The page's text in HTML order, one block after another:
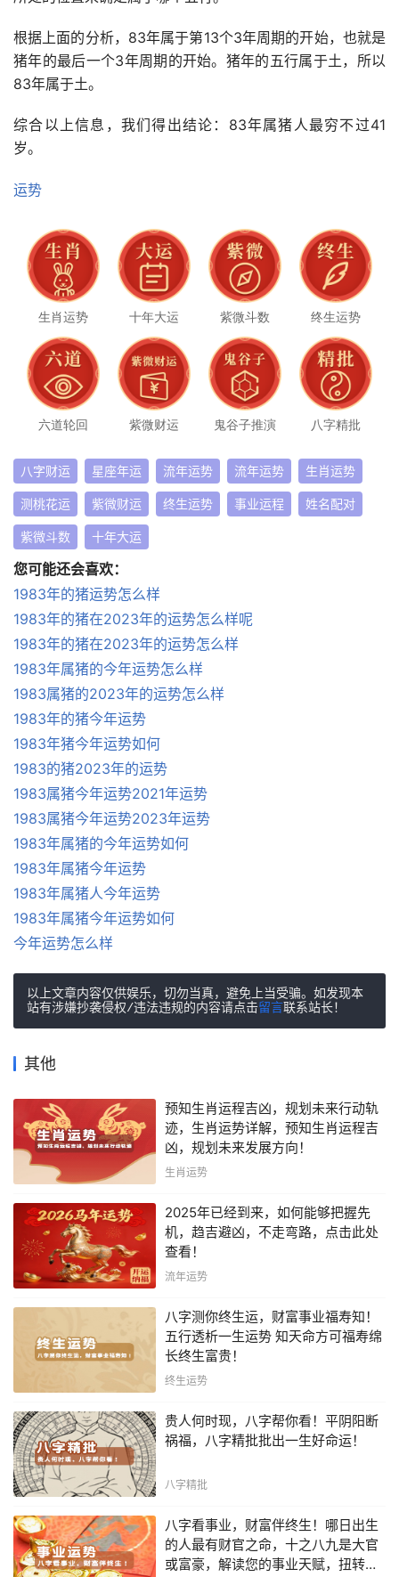
根据上面的分析，83年属于第13个3年周期的开始，也就是
猪年的最后一个3年周期的开始。猪年的五行属于土，所以
83年属于土。
综合以上信息，我们得出结论：83年属猪人最穷不过41
岁。
运势
生肖运势 十年大运 紫微斗数 终生运势
六道轮回 紫微财运 鬼谷子推演 八字精批
八字财运 星座年运 流年运势 流年运势 生肖运势
测桃花运 紫微财运 终生运势 事业运程 姓名配对
紫微斗数 十年大运
您可能还会喜欢：
1983年的猪运势怎么样
1983年的猪在2023年的运势怎么样呢
1983年的猪在2023年的运势怎么样
1983年属猪的今年运势怎么样
1983属猪的2023年的运势怎么样
1983年的猪今年运势
1983年猪今年运势如何
1983的猪2023年的运势
1983属猪今年运势2021年运势
1983属猪今年运势2023年运势
1983年属猪的今年运势如何
1983年属猪今年运势
1983年属猪人今年运势
1983年属猪今年运势如何
今年运势怎么样
以上文章内容仅供娱乐，切勿当真，避免上当受骗。如发现本
站有涉嫌抄袭侵权/违法违规的内容请点击留言联系站长！
其他
预知生肖运程吉凶，规划未来行动轨
迹，生肖运势详解，预知生肖运程吉
凶，规划未来发展方向！
生肖运势
2025年已经到来，如何能够把握先
机，趋吉避凶，不走弯路，点击此处
查看！
流年运势
八字测你终生运，财富事业福寿知！
五行透析一生运势 知天命方可福寿绵
长终生富贵！
终生运势
贵人何时现，八字帮你看！平阴阳断
祸福，八字精批批出一生好命运！
八字精批
八字看事业，财富伴终生！哪日出生
的人最有财官之命，十之八九是大官
或富豪，解读您的事业天赋，扭转当